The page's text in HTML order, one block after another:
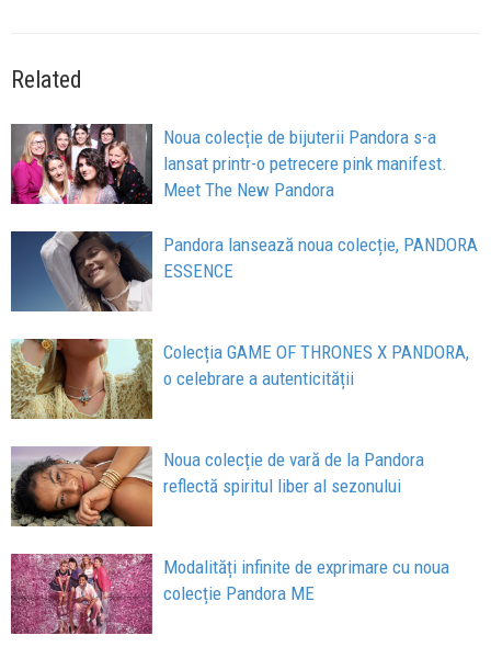
Related
Noua colecție de bijuterii Pandora s-a
lansat printr-o petrecere pink manifest.
Meet The New Pandora
Pandora lansează noua colecție, PANDORA
ESSENCE
Colecția GAME OF THRONES X PANDORA,
o celebrare a autenticității
Noua colecție de vară de la Pandora
reflectă spiritul liber al sezonului
Modalități infinite de exprimare cu noua
colecție Pandora ME